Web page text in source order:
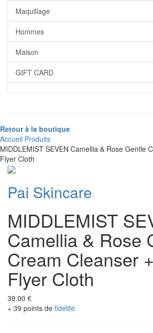
Maquillage
Hommes
Maison
GIFT CARD
Retour à la boutique
Accueil Produits
MIDDLEMIST SEVEN Camellia & Rose Gentle
Flyer Cloth
Pai Skincare
MIDDLEMIST
Camellia & Rose
Cream Cleanser
Flyer Cloth
39.00 €
+ 39 points de fidélité